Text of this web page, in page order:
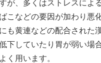
が、多くはストレスによ
こなどの要因が加わり悪
も黄連などの配合された
下していたり胃が弱い場
く用います。